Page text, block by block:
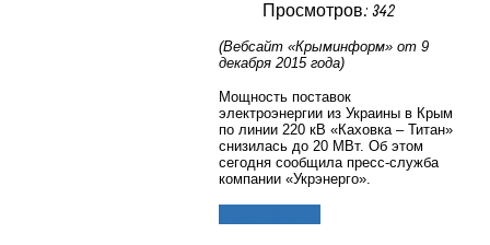
Просмотров: 342
(Вебсайт «Крыминформ» от 9
декабря 2015 года)
Мощность поставок
электроэнергии из Украины в Крым
по линии 220 кВ «Каховка – Титан»
снизилась до 20 МВт. Об этом
сегодня сообщила пресс-служба
компании «Укрэнерго».